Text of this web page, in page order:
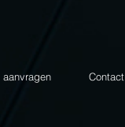
aanvragen Contact